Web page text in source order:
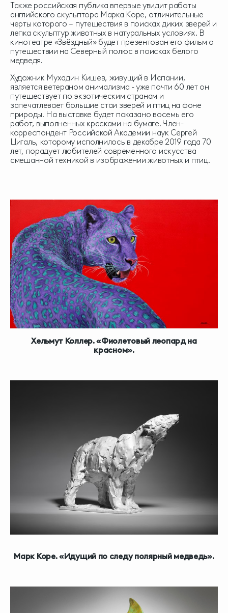
Также российская публика впервые увидит работы
английского скульптора Марка Коре, отличительные
черты которого – путешествия в поисках диких зверей и
лепка скульптур животных в натуральных условиях. В
кинотеатре «Звёздный» будет презентован его фильм о
путешествии на Северный полюс в поисках белого
медведя.
Художник Мухадин Кишев, живущий в Испании,
является ветераном анимализма - уже почти 60 лет он
путешествует по экзотическим странам и
запечатлевает большие стаи зверей и птиц на фоне
природы. На выставке будет показано восемь его
работ, выполненных красками на бумаге. Член-
корреспондент Российской Академии наук Сергей
Цигаль, которому исполнилось в декабре 2019 года 70
лет, порадует любителей современного искусства
смешанной техникой в изображении животных и птиц.
Хельмут Коллер. «Фиолетовый леопард на
красном».
Марк Коре. «Идущий по следу полярный медведь».